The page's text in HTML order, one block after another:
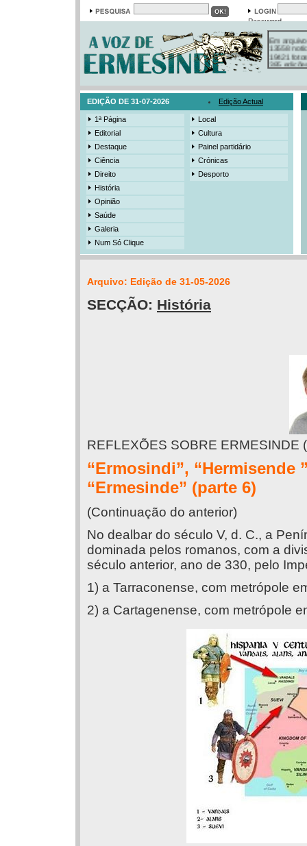
Password
Em arquivo
13558
19421
385
3206
EDIÇÃO DE 31-07-2026 Edição Actual
1ª Página
Editorial
Destaque
Ciência
Direito
História
Opinião
Saúde
Galeria
Num Só Clique
Local
Cultura
Painel partidário
Crónicas
Desporto
Arquivo: Edição de 31-05-2026
SECÇÃO: História
REFLEXÕES SOBRE ERMESINDE
“Ermosindi”, “Hermisende
“Ermesinde” (parte 6)
(Continuação do anterior)
No dealbar do século V, d. C., a
dominada pelos romanos, com a
século anterior, ano de 330, pelo
1) a Tarraconense, com metrópole
2) a Cartagenense, com metrópole